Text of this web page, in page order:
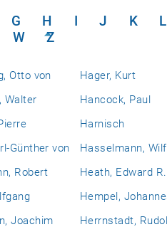
G H I J K L
W Z
Otto von Hager, Kurt
Walter Hancock, Paul
Harnisch
Günther von Hasselmann,
Robert Heath, Edward
Hempel,
Joachim Herrnstadt,